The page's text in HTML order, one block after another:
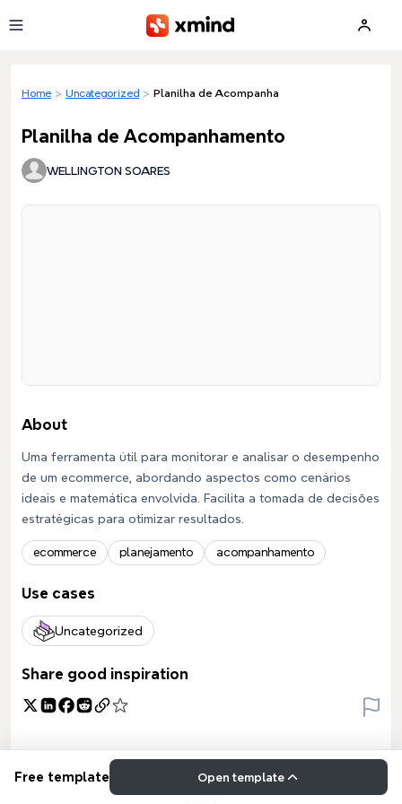
Home > Uncategorized > Planilha de Acompanhamento
Planilha de Acompanhamento
WELLINGTON SOARES
About
Uma ferramenta útil para monitorar e analisar o desempenho
de um ecommerce, abordando aspectos como cenários
ideais e matemática envolvida. Facilita a tomada de decisões
estratégicas para otimizar resultados.
ecommerce planejamento acompanhamento
Use cases
Uncategorized
Share good inspiration
Free template Open template